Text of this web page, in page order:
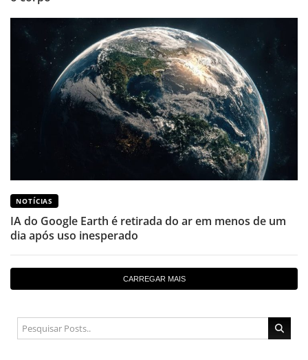
NOTÍCIAS
IA do Google Earth é retirada do ar em menos de um
dia após uso inesperado
CARREGAR MAIS